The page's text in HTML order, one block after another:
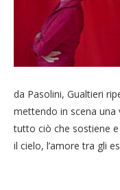
da Pasolini, Gualtieri
mettendo in scena una
tutto ciò che sostiene
il cielo, l’amore tra gli